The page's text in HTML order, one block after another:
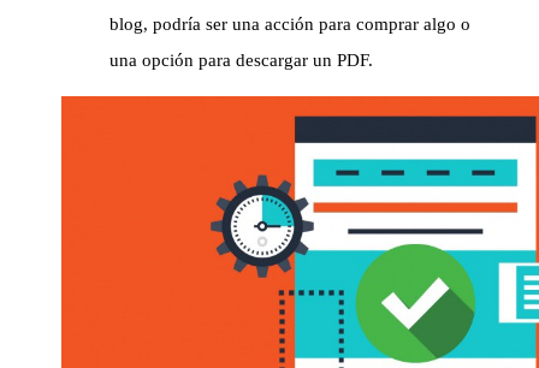
blog, podría ser una acción para comprar algo o
una opción para descargar un PDF.